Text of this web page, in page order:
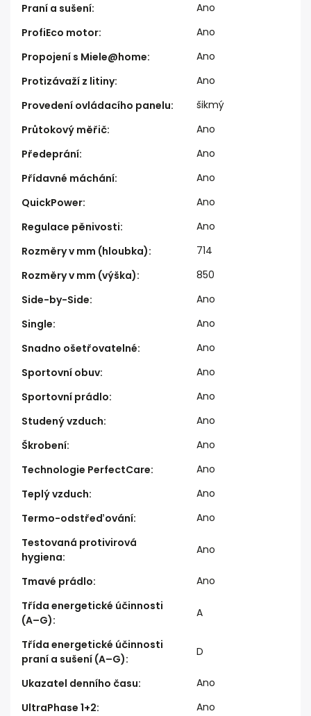
Praní a sušení:
Ano
ProfiEco motor:
Ano
Propojení s Miele@home:
Ano
Protizávaží z litiny:
Ano
Provedení ovládacího panelu:
šikmý
Průtokový měřič:
Ano
Předeprání:
Ano
Přídavné máchání:
Ano
QuickPower:
Ano
Regulace pěnivosti:
Ano
Rozměry v mm (hloubka):
714
Rozměry v mm (výška):
850
Side-by-Side:
Ano
Single:
Ano
Snadno ošetřovatelné:
Ano
Sportovní obuv:
Ano
Sportovní prádlo:
Ano
Studený vzduch:
Ano
Škrobení:
Ano
Technologie PerfectCare:
Ano
Teplý vzduch:
Ano
Termo-odstřeďování:
Ano
Testovaná protivirová
hygiena:
Ano
Tmavé prádlo:
Ano
Třída energetické účinnosti
(A–G):
A
Třída energetické účinnosti
praní a sušení (A–G):
D
Ukazatel denního času:
Ano
UltraPhase 1+2:
Ano